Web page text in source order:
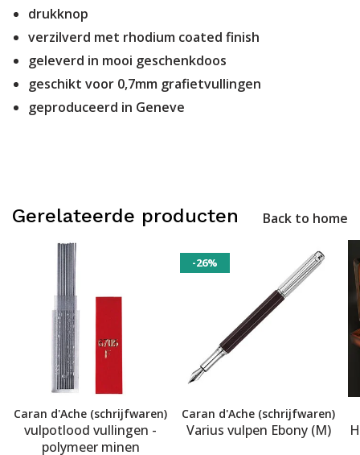
drukknop
verzilverd met rhodium coated finish
geleverd in mooi geschenkdoos
geschikt voor 0,7mm grafietvullingen
geproduceerd in Geneve
Gerelateerde producten Back to home
Caran d'Ache (schrijfwaren)
vulpotlood vullingen -
polymeer minen
-26%
Caran d'Ache (schrijfwaren)
Varius vulpen Ebony (M)